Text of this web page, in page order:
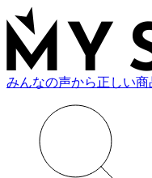
みんなの声から正しい商